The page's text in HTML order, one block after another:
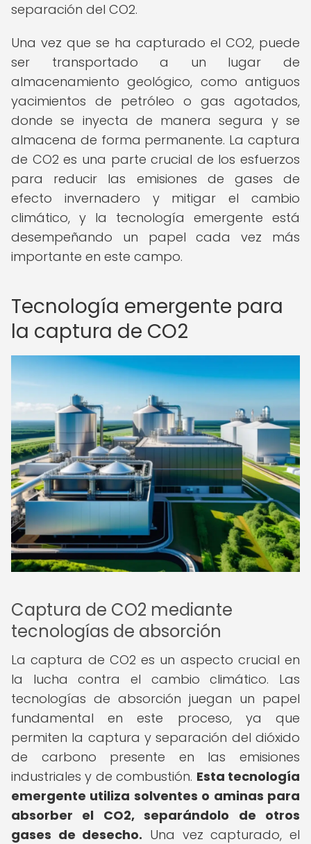
separación del CO2.
Una vez que se ha capturado el CO2, puede
ser transportado a un lugar de
almacenamiento geológico, como antiguos
yacimientos de petróleo o gas agotados,
donde se inyecta de manera segura y se
almacena de forma permanente. La captura
de CO2 es una parte crucial de los esfuerzos
para reducir las emisiones de gases de
efecto invernadero y mitigar el cambio
climático, y la tecnología emergente está
desempeñando un papel cada vez más
importante en este campo.
Tecnología emergente para
la captura de CO2
Captura de CO2 mediante
tecnologías de absorción
La captura de CO2 es un aspecto crucial en
la lucha contra el cambio climático. Las
tecnologías de absorción juegan un papel
fundamental en este proceso, ya que
permiten la captura y separación del dióxido
de carbono presente en las emisiones
industriales y de combustión. Esta tecnología
emergente utiliza solventes o aminas para
absorber el CO2, separándolo de otros
gases de desecho. Una vez capturado, el